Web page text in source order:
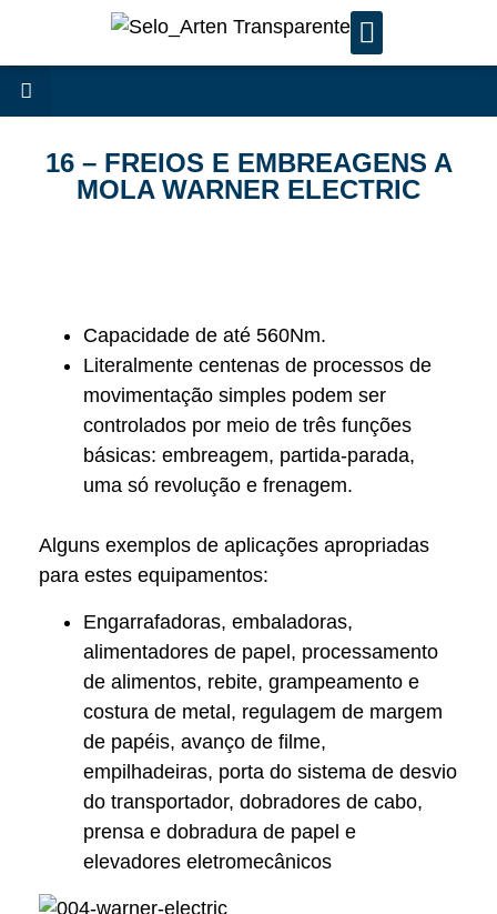
16 – FREIOS E EMBREAGENS A
MOLA WARNER ELECTRIC
Capacidade de até 560Nm.
Literalmente centenas de processos de
movimentação simples podem ser
controlados por meio de três funções
básicas: embreagem, partida-parada,
uma só revolução e frenagem.
Alguns exemplos de aplicações apropriadas
para estes equipamentos:
Engarrafadoras, embaladoras,
alimentadores de papel, processamento
de alimentos, rebite, grampeamento e
costura de metal, regulagem de margem
de papéis, avanço de filme,
empilhadeiras, porta do sistema de desvio
do transportador, dobradores de cabo,
prensa e dobradura de papel e
elevadores eletromecânicos